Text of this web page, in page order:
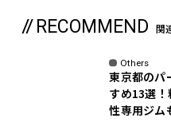
RECOMMEND 関
Others
東京都のパ
すめ13選
性専用ジム